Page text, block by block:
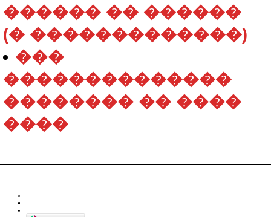
������ �� ������
(� �������������)
���
��������������
�������� �� ����
����